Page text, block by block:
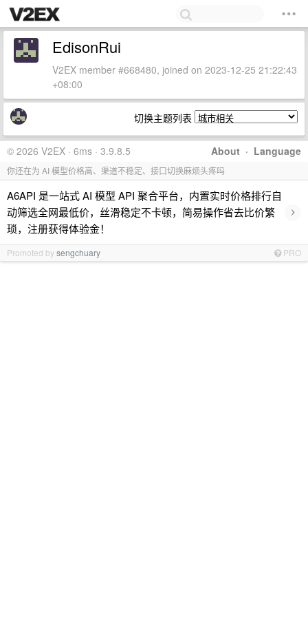
EdisonRui
V2EX member #668480, joined on 2023-12-25 21:22:43
+08:00
切换主题列表
About · Language
© 2026 V2EX · 6ms · 3.9.8.5
你还在为 AI 模型价格高、渠道不稳定、接口切换麻烦头疼吗
A6API 是一站式 AI 模型 API 聚合平台，内置实时价格排行自
动筛选全网最低价，丝滑稳定不卡顿，简易操作省去比价繁
琐，注册获得体验金！
›
Promoted bysengchuary PRO